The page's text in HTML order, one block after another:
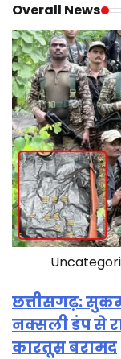
Overall News
छत्तीसगढ़:
नक्सली डंप से
कारतूस बरामद